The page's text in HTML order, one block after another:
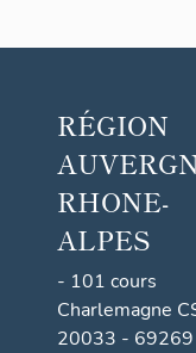
RÉGION
RHONE-
ALPES
- 101 cours
Charlemagne
20033 - 69269